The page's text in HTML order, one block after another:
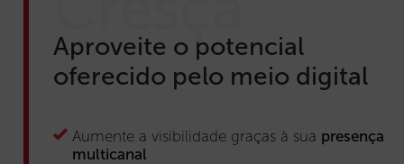
Aproveite o potencial
oferecido pelo meio digital
Aumente a visibilidade graças à sua presença
multicanal